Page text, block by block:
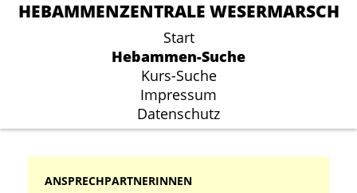
HEBAMMENZENTRALE WESERMARSCH
Start
Hebammen-Suche
Kurs-Suche
Impressum
Datenschutz
HEBAMMENZENTRALE WESERMARSCH
Start
Hebammen-Suche
Kurs-Suche
Impressum
Datenschutz
ANSPRECHPARTNERINNEN